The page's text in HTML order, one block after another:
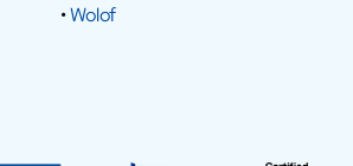
•Wolof